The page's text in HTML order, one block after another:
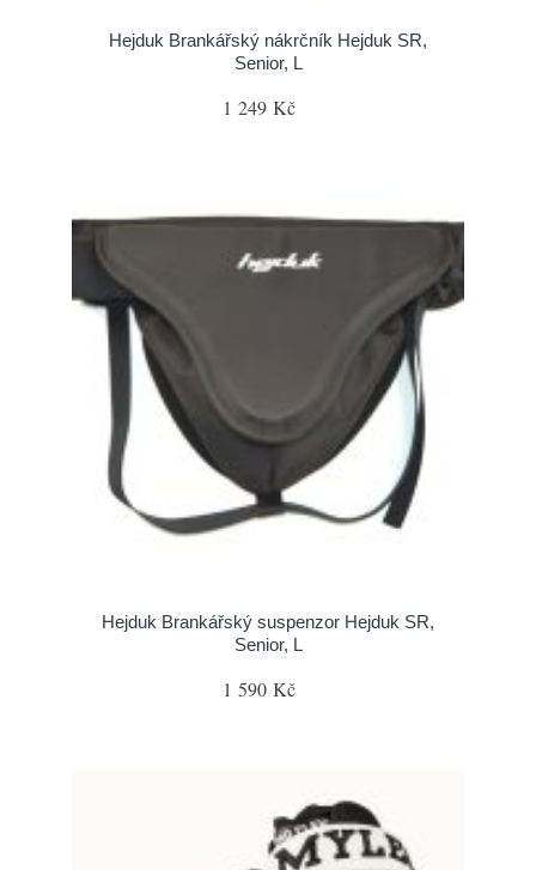
Hejduk Brankářský nákrčník Hejduk SR,
Senior, L
1 249 Kč
Hejduk Brankářský suspenzor Hejduk SR,
Senior, L
1 590 Kč